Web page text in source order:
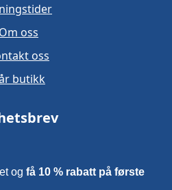
Om oss
oss
butikk
og få 10 % rabatt på første